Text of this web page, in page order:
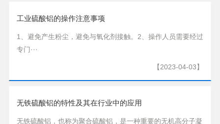
工业硫酸铝的操作注意事项
1、避免产生粉尘，避免与氧化剂接触。2、操作人员需要经过
专门···
【2023-04-03】
无铁硫酸铝的特性及其在行业中的应用
无铁硫酸铝，也称为聚合硫酸铝，是一种重要的无机高分子凝